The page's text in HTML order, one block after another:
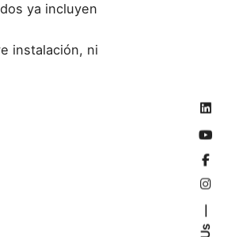
ya incluyen
instalación, ni